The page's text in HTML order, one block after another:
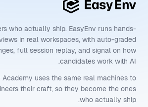
who actually ship. EasyEnv runs hands-
in real workspaces, with auto-graded
full session replay, and signal on how
candidates work with AI.
Academy uses the same real machines to
their craft, so they become the ones
who actually ship.